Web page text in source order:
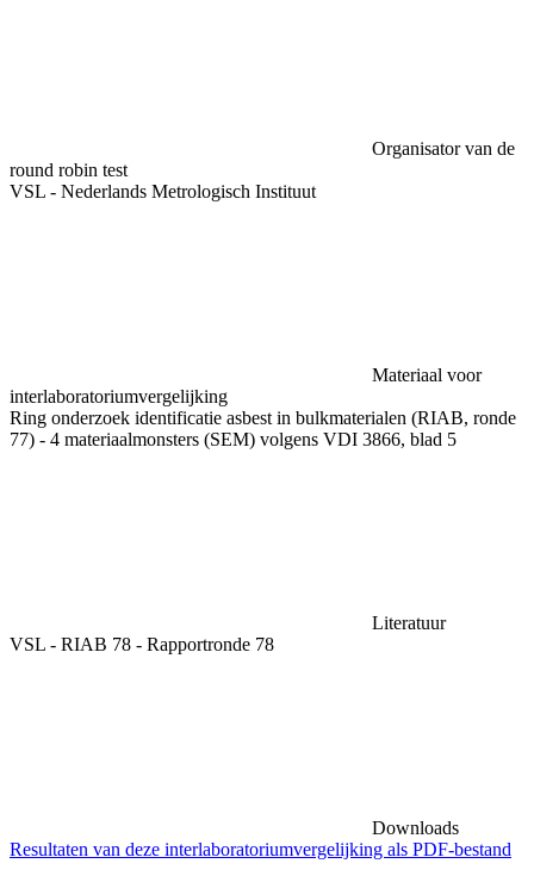
Organisator van de
round robin test
VSL - Nederlands Metrologisch Instituut
Materiaal voor
interlaboratoriumvergelijking
Ring onderzoek identificatie asbest in bulkmaterialen (RIAB, ronde
77) - 4 materiaalmonsters (SEM) volgens VDI 3866, blad 5
Literatuur
VSL - RIAB 78 - Rapportronde 78
Downloads
Resultaten van deze interlaboratoriumvergelijking als PDF-bestand